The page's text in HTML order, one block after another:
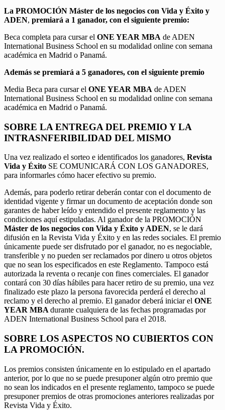
La PROMOCIÓN Máster de los negocios con Vida y Éxito y
ADEN, premiará a 1 ganador, con el siguiente premio:
Beca completa para cursar el ONE YEAR MBA de ADEN
International Business School en su modalidad online con semana
académica en Madrid o Panamá.
Además se premiará a 5 ganadores, con el siguiente premio
Media Beca para cursar el ONE YEAR MBA de ADEN
International Business School en su modalidad online con semana
académica en Madrid o Panamá.
SOBRE LA ENTREGA DEL PREMIO Y LA
INTRASNFERIBILIDAD DEL MISMO
Una vez realizado el sorteo e identificados los ganadores, Revista
Vida y Éxito SE COMUNICARÁ CON LOS GANADORES,
para informarles cómo hacer efectivo su premio.
Además, para poderlo retirar deberán contar con el documento de
identidad vigente y firmar un documento de aceptación donde son
garantes de haber leído y entendido el presente reglamento y las
condiciones aquí estipuladas. Al ganador de la PROMOCIÓN
Máster de los negocios con Vida y Éxito y ADEN, se le dará
difusión en la Revista Vida y Éxito y en las redes sociales. El premio
únicamente puede ser disfrutado por el ganador, no es negociable,
transferible y no pueden ser reclamados por dinero u otros objetos
que no sean los especificados en este Reglamento. Tampoco está
autorizada la reventa o recanje con fines comerciales. El ganador
contará con 30 días hábiles para hacer retiro de su premio, una vez
finalizado este plazo la persona favorecida perderá el derecho al
reclamo y el derecho al premio. El ganador deberá iniciar el ONE
YEAR MBA durante cualquiera de las fechas programadas por
ADEN International Business School para el 2018.
SOBRE LOS ASPECTOS NO CUBIERTOS CON
LA PROMOCIÓN.
Los premios consisten únicamente en lo estipulado en el apartado
anterior, por lo que no se puede presuponer algún otro premio que
no sean los indicados en el presente reglamento, tampoco se puede
presuponer premios de otras promociones anteriores realizadas por
Revista Vida y Éxito.